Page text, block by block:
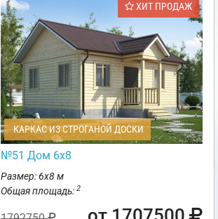
ХИТ ПРОДАЖ
КАРКАС ИЗ СТРОГАНОЙ ДОСКИ
№51 Дом 6х8
Размер: 6х8 м
Общая площадь: 2